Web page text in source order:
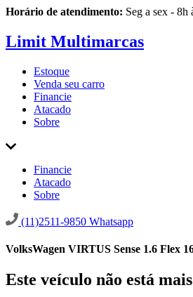
Horário de atendimento: Seg a sex -
Limit Multimarcas
Estoque
Venda seu carro
Financie
Atacado
Sobre
Financie
Atacado
Sobre
(11)2511-9850 Whatsapp
VolksWagen VIRTUS Sense 1.6 Flex
Este veículo não está